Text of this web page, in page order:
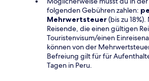
folgenden Gebühren zahlen:
Mehrwertsteuer(bis zu
Reisende, die einen gültigen
Touristenvisum/einen
können von der
Befreiung gilt für für
Tagen in Peru.